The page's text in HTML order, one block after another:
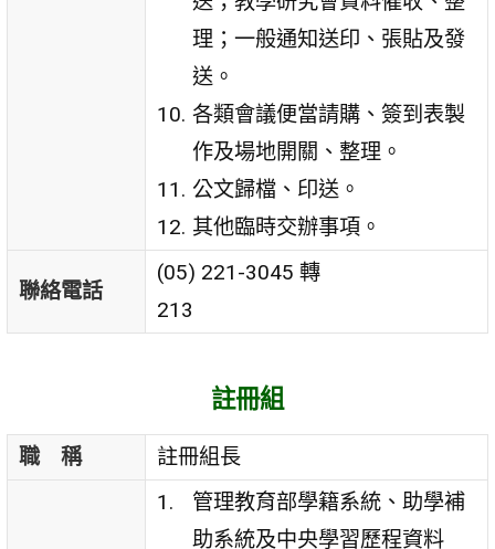
理；一般通知送印、張貼及發
送。
各類會議便當請購、簽到表製
作及場地開關、整理。
公文歸檔、印送。
其他臨時交辦事項。
聯絡電話
(05) 221-3045 轉
213
註冊組
職 稱
註冊組長
管理教育部學籍系統、助學補
助系統及中央學習歷程資料